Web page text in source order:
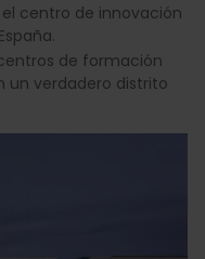
el centro de innovación
de formación
un verdadero distrito